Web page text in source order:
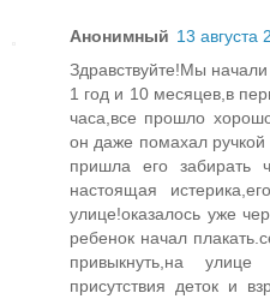
Анонимный 13 августа
Здравствуйте!Мы
1 год и 10 месяцев,в
часа,все прошло
он даже помахал ручкой
пришла его забирать
настоящая
улице!оказалось уже
ребенок начал
привыкнуть,на
присутствия деток и